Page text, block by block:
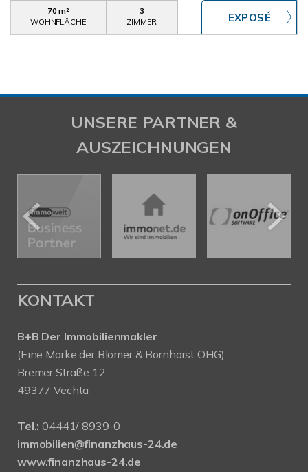
70 m²
WOHNFLÄCHE
3
ZIMMER
UNSERE PARTNER &
AUSZEICHNUNGEN
KONTAKT
B+B Der Immobilienmakler
(Eine Marke der Blömer & Bornhorst OHG)
Bremer Straße 12
49377 Vechta
Tel.: 04441/ 8939-0
immobilien@finanzhaus-24.de
www.finanzhaus-24.de